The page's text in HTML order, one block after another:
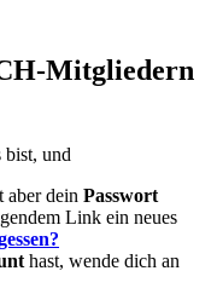
Mitgliedern
bist, und
aber dein Passwort
Link ein neues
hast, wende dich an